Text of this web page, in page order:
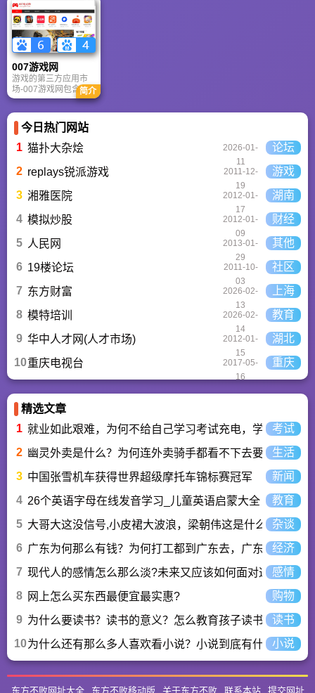
007游戏网
游戏的第三方应用市
场-007游戏网包含安
卓（Android）和苹果
（iOS）系统的手机应
用、游戏以及电脑软
件的下载服务，还有
精心推荐的应用排行
榜,搭配极佳的下载体
得信赖的应用商店。
简介
今日热门网站
1 猫扑大杂烩
2026-01-
11
论坛
2 replays锐派游戏
2011-12-
19
游戏
3 湘雅医院
2012-01-
17
湖南
4 模拟炒股
2012-01-
09
财经
5 人民网
2013-01-
29
其他
6 19楼论坛
2011-10-
03
社区
7 东方财富
2026-02-
13
上海
8 模特培训
2026-02-
14
教育
9 华中人才网(人才市场)
2012-01-
15
湖北
10重庆电视台
2017-05-
16
重庆
精选文章
1 就业如此艰难，为何不给自己学习考试充电，学一技之长
考试
2 幽灵外卖是什么？为何连外卖骑手都看不下去要举报？
生活
3 中国张雪机车获得世界超级摩托车锦标赛冠军
新闻
4 26个英语字母在线发音学习_儿童英语启蒙大全
教育
5 大哥大这没信号,小皮裙大波浪，梁朝伟这是什么歌曲？
杂谈
6 广东为何那么有钱？为何打工都到广东去，广东连续37年
经济
7 现代人的感情怎么那么淡?未来又应该如何面对这人情淡
感情
8
网上怎么买东西最便宜最实惠?
购物
9 为什么要读书？读书的意义？怎么教育孩子读书？读书
10为什么还有那么多人喜欢看小说？小说到底有什么魅力长
小说
东方不败网址大全 东方不败移动版 关于东方不败 联系本站 提交网址